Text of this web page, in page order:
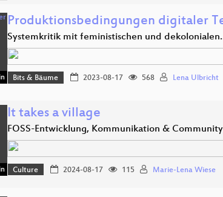
Produktionsbedingungen digitaler
Systemkritik mit feministischen und
Bits & Bäume 2023-08-17 568 Lena Ulbricht
It takes a village
FOSS-Entwicklung, Kommunikation &
Culture 2024-08-17 115 Marie-Lena Wiese